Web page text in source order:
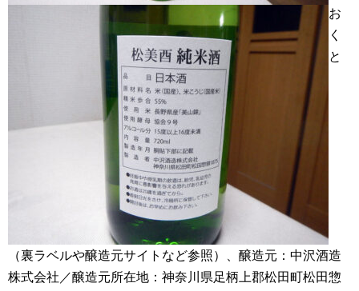
お
く
と
（裏ラベルや醸造元サイトなど参照）、醸造元：中沢酒造
株式会社／醸造元所在地：神奈川県足柄上郡松田町松田惣